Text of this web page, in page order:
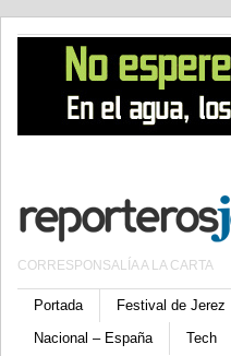
CORRESPONSALÍA A LA CARTA
Portada Festival de Jerez
Nacional – España
Tech